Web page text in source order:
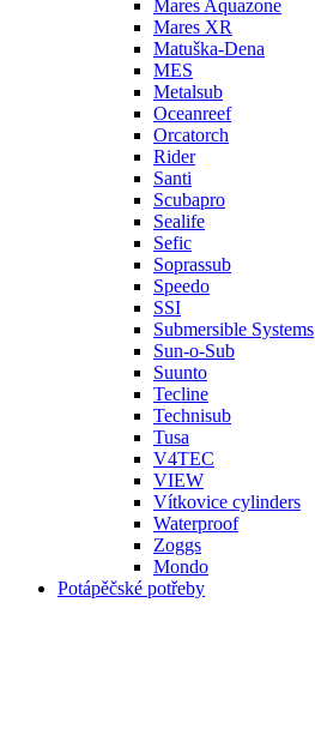
Mares Aquazone
Mares XR
Matuška-Dena
MES
Metalsub
Oceanreef
Orcatorch
Rider
Santi
Scubapro
Sealife
Sefic
Soprassub
Speedo
SSI
Submersible Systems
Sun-o-Sub
Suunto
Tecline
Technisub
Tusa
V4TEC
VIEW
Vítkovice cylinders
Waterproof
Zoggs
Mondo
Potápěčské potřeby